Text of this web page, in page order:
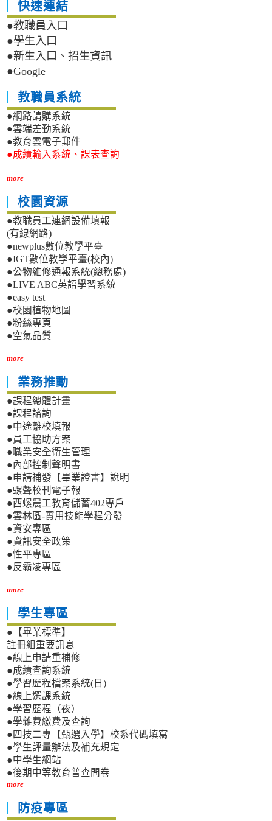
快速連結
●教職員入口
●學生入口
●新生入口、招生資訊
●Google
教職員系統
●網路請購系統
●雲端差勤系統
●教育雲電子郵件
●成績輸入系統、課表查詢
more
校園資源
●教職員工連網設備填報
(有線網路)
●newplus數位教學平臺
●IGT數位教學平臺(校內)
●公物維修通報系統(總務處)
●LIVE ABC英語學習系統
●easy test
●校園植物地圖
●粉絲專頁
●空氣品質
more
業務推動
●課程總體計畫
●課程諮詢
●中途離校填報
●員工協助方案
●職業安全衛生管理
●內部控制聲明書
●申請補發【畢業證書】說明
●螺聲校刊電子報
●西螺農工教育儲蓄402專戶
●雲林區-實用技能學程分發
●資安專區
●資訊安全政策
●性平專區
●反霸凌專區
more
學生專區
●【畢業標準】
註冊組重要訊息
●線上申請重補修
●成績查詢系統
●學習歷程檔案系統(日)
●線上選課系統
●學習歷程（夜）
●學雜費繳費及查詢
●四技二專【甄選入學】校系代碼填寫
●學生評量辦法及補充規定
●中學生網站
●後期中等教育普查問卷
more
防疫專區